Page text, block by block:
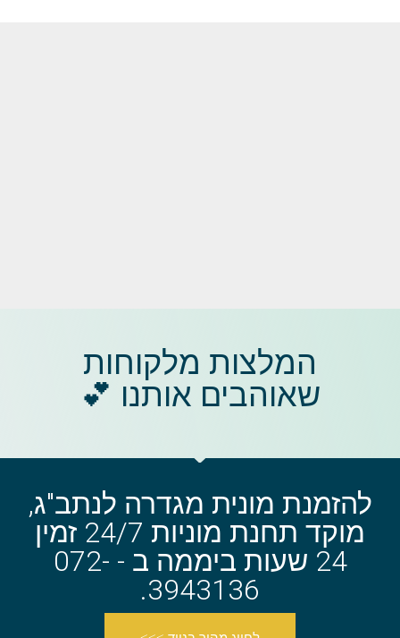
המלצות מלקוחות
שאוהבים אותנו 💕
להזמנת מונית מגדרה לנתב"ג,
מוקד תחנת מוניות 24/7 זמין
24 שעות ביממה ב - 072-
3943136.